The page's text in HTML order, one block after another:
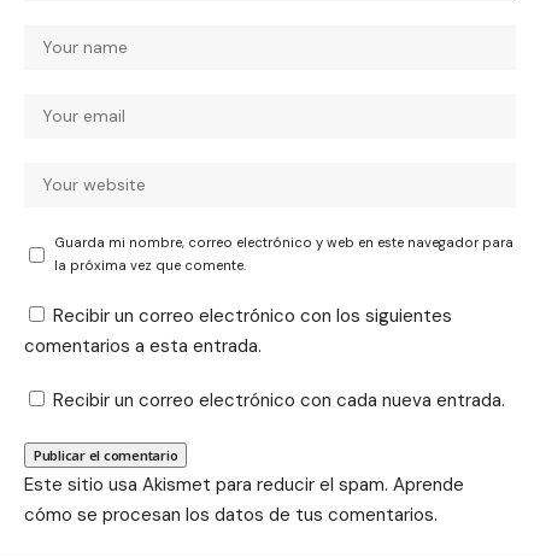
Guarda mi nombre, correo electrónico y web en este navegador para
la próxima vez que comente.
Recibir un correo electrónico con los siguientes
comentarios a esta entrada.
Recibir un correo electrónico con cada nueva entrada.
Este sitio usa Akismet para reducir el spam. Aprende
cómo se procesan los datos de tus comentarios.